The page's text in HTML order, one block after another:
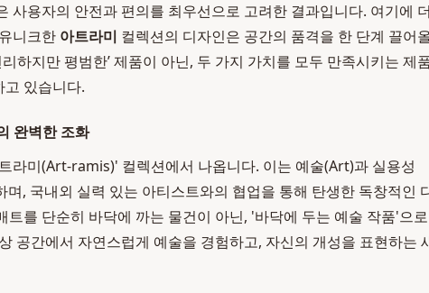
사용자의 안전과 편의를 최우선으로 고려한 결과입니다. 여기에
니크한 아트라미 컬렉션의 디자인은 공간의 품격을 한 단계 끌어
리하지만 평범한’ 제품이 아닌, 두 가지 가치를 모두 만족시키는 제
있습니다.
완벽한 조화
라미(Art-ramis)' 컬렉션에서 나옵니다. 이는 예술(Art)과 실용성
, 국내외 실력 있는 아티스트와의 협업을 통해 탄생한 독창적인
트를 단순히 바닥에 까는 물건이 아닌, '바닥에 두는 예술 작품'으
공간에서 자연스럽게 예술을 경험하고, 자신의 개성을 표현하는